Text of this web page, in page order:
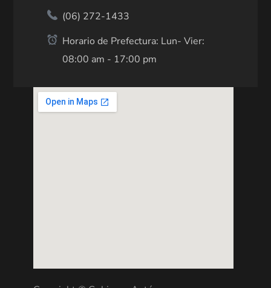
(06) 272-1433
Horario de Prefectura: Lun- Vier:
08:00 am - 17:00 pm